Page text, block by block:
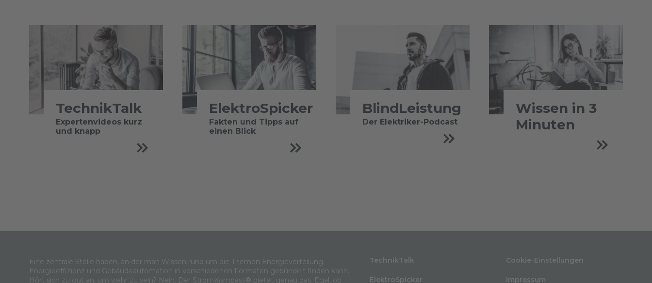
TechnikTalk
Expertenvideos kurz
und knapp
ElektroSpicker
Fakten und Tipps auf
einen Blick
BlindLeistung
Der Elektriker-Podcast
Wissen in 3
Minuten
Eine zentrale Stelle haben, an der man Wissen rund um die Themen Energieverteilung,
Energieeffizienz und Gebäudeautomation in verschiedenen Formaten gebündelt finden kann.
Hört sich zu gut an, um wahr zu sein? Nein. Der StromKompass® bietet genau das. Egal, ob
TechnikTalk
ElektroSpicker
Cookie-Einstellungen
Impressum